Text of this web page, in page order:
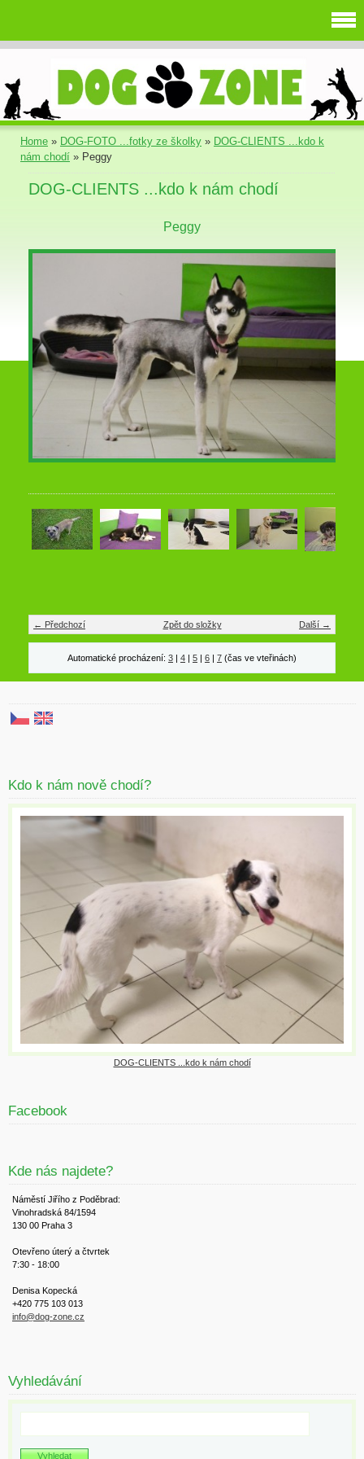
Home » DOG-FOTO ...fotky ze školky » DOG-CLIENTS ...kdo k
nám chodí » Peggy
DOG-CLIENTS ...kdo k nám chodí
Peggy
← Předchozí Další →
Zpět do složky
Automatické procházení: 3 4 5 6 7 (čas ve vteřinách)
Kdo k nám nově chodí?
DOG-CLIENTS ...kdo k nám chodí
Facebook
Kde nás najdete?
Náměstí Jiřího z Poděbrad:
Vinohradská 84/1594
130 00 Praha 3
Otevřeno úterý a čtvrtek
7:30 - 18:00
Denisa Kopecká
+420 775 103 013
info@dog-zone.cz
Vyhledávání